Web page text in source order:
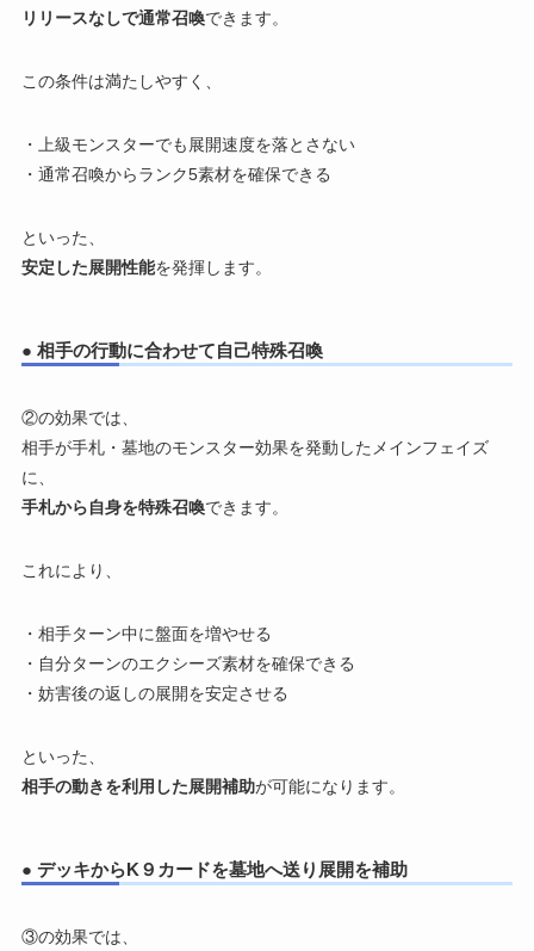
リリースなしで通常召喚できます。
この条件は満たしやすく、
・上級モンスターでも展開速度を落とさない
・通常召喚からランク5素材を確保できる
といった、
安定した展開性能を発揮します。
● 相手の行動に合わせて自己特殊召喚
②の効果では、
相手が手札・墓地のモンスター効果を発動したメインフェイズ
に、
手札から自身を特殊召喚できます。
これにより、
・相手ターン中に盤面を増やせる
・自分ターンのエクシーズ素材を確保できる
・妨害後の返しの展開を安定させる
といった、
相手の動きを利用した展開補助が可能になります。
● デッキからK９カードを墓地へ送り展開を補助
③の効果では、